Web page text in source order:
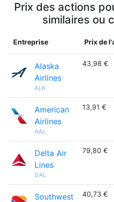
Prix des actions
similaires ou
Entreprise Prix de
Alaska
Airlines
ALK
43,98 €
American
Airlines
AAL
13,91 €
Delta Air
Lines
DAL
79,80 €
Southwest
40,73 €